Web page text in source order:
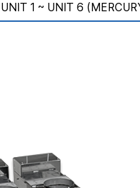
UNIT 1 ~ UNIT 6